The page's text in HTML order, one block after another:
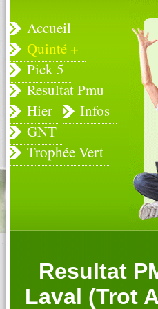
Accueil
Quinté +
Pick 5
Resultat Pmu
Hier
Infos
GNT
Trophée Vert
Resultat
Laval (Trot